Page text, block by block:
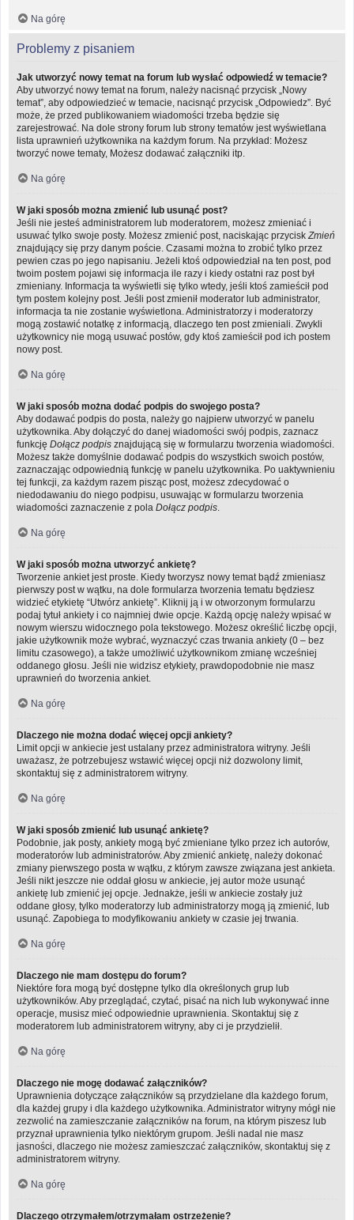
Na górę
Problemy z pisaniem
Jak utworzyć nowy temat na forum lub wysłać odpowiedź w temacie?
Aby utworzyć nowy temat na forum, należy nacisnąć przycisk „Nowy
temat”, aby odpowiedzieć w temacie, nacisnąć przycisk „Odpowiedz”. Być
może, że przed publikowaniem wiadomości trzeba będzie się
zarejestrować. Na dole strony forum lub strony tematów jest wyświetlana
lista uprawnień użytkownika na każdym forum. Na przykład: Możesz
tworzyć nowe tematy, Możesz dodawać załączniki itp.
Na górę
W jaki sposób można zmienić lub usunąć post?
Jeśli nie jesteś administratorem lub moderatorem, możesz zmieniać i
usuwać tylko swoje posty. Możesz zmienić post, naciskając przycisk Zmień
znajdujący się przy danym poście. Czasami można to zrobić tylko przez
pewien czas po jego napisaniu. Jeżeli ktoś odpowiedział na ten post, pod
twoim postem pojawi się informacja ile razy i kiedy ostatni raz post był
zmieniany. Informacja ta wyświetli się tylko wtedy, jeśli ktoś zamieścił pod
tym postem kolejny post. Jeśli post zmienił moderator lub administrator,
informacja ta nie zostanie wyświetlona. Administratorzy i moderatorzy
mogą zostawić notatkę z informacją, dlaczego ten post zmieniali. Zwykli
użytkownicy nie mogą usuwać postów, gdy ktoś zamieścił pod ich postem
nowy post.
Na górę
W jaki sposób można dodać podpis do swojego posta?
Aby dodawać podpis do posta, należy go najpierw utworzyć w panelu
użytkownika. Aby dołączyć do danej wiadomości swój podpis, zaznacz
funkcję Dołącz podpis znajdującą się w formularzu tworzenia wiadomości.
Możesz także domyślnie dodawać podpis do wszystkich swoich postów,
zaznaczając odpowiednią funkcję w panelu użytkownika. Po uaktywnieniu
tej funkcji, za każdym razem pisząc post, możesz zdecydować o
niedodawaniu do niego podpisu, usuwając w formularzu tworzenia
wiadomości zaznaczenie z pola Dołącz podpis
Na górę
W jaki sposób można utworzyć ankietę?
Tworzenie ankiet jest proste. Kiedy tworzysz nowy temat bądź zmieniasz
pierwszy post w wątku, na dole formularza tworzenia tematu będziesz
widzieć etykietę “Utwórz ankietę”. Kliknij ją i w otworzonym formularzu
podaj tytuł ankiety i co najmniej dwie opcje. Każdą opcję należy wpisać w
nowym wierszu widocznego pola tekstowego. Możesz określić liczbę opcji,
jakie użytkownik może wybrać, wyznaczyć czas trwania ankiety (0 – bez
limitu czasowego), a także umożliwić użytkownikom zmianę wcześniej
oddanego głosu. Jeśli nie widzisz etykiety, prawdopodobnie nie masz
uprawnień do tworzenia ankiet.
Na górę
Dlaczego nie można dodać więcej opcji ankiety?
Limit opcji w ankiecie jest ustalany przez administratora witryny. Jeśli
uważasz, że potrzebujesz wstawić więcej opcji niż dozwolony limit,
skontaktuj się z administratorem witryny.
Na górę
W jaki sposób zmienić lub usunąć ankietę?
Podobnie, jak posty, ankiety mogą być zmieniane tylko przez ich autorów,
moderatorów lub administratorów. Aby zmienić ankietę, należy dokonać
zmiany pierwszego posta w wątku, z którym zawsze związana jest ankieta.
Jeśli nikt jeszcze nie oddał głosu w ankiecie, jej autor może usunąć
ankietę lub zmienić jej opcje. Jednakże, jeśli w ankiecie zostały już
oddane głosy, tylko moderatorzy lub administratorzy mogą ją zmienić, lub
usunąć. Zapobiega to modyfikowaniu ankiety w czasie jej trwania.
Na górę
Dlaczego nie mam dostępu do forum?
Niektóre fora mogą być dostępne tylko dla określonych grup lub
użytkowników. Aby przeglądać, czytać, pisać na nich lub wykonywać inne
operacje, musisz mieć odpowiednie uprawnienia. Skontaktuj się z
moderatorem lub administratorem witryny, aby ci je przydzielił.
Na górę
Dlaczego nie mogę dodawać załączników?
Uprawnienia dotyczące załączników są przydzielane dla każdego forum,
dla każdej grupy i dla każdego użytkownika. Administrator witryny mógł nie
zezwolić na zamieszczanie załączników na forum, na którym piszesz lub
przyznał uprawnienia tylko niektórym grupom. Jeśli nadal nie masz
jasności, dlaczego nie możesz zamieszczać załączników, skontaktuj się z
administratorem witryny.
Na górę
Dlaczego otrzymałem/otrzymałam ostrzeżenie?